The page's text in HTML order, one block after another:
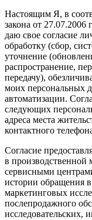
Настоящим Я, в
закона от
даю свое согласие
обработку (сбор,
уточнение
распространение,
передачу),
моих персональных
автоматизации.
следующих
адреса места
контактного
Согласие
в
сервисными
истории обращения
маркетинговых
послепродажного